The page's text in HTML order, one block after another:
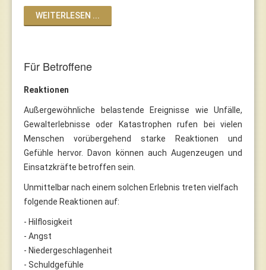
WEITERLESEN ...
Für Betroffene
Reaktionen
Außergewöhnliche belastende Ereignisse wie Unfälle,
Gewalterlebnisse oder Katastrophen rufen bei vielen
Menschen vorübergehend starke Reaktionen und
Gefühle hervor. Davon können auch Augenzeugen und
Einsatzkräfte betroffen sein.
Unmittelbar nach einem solchen Erlebnis treten vielfach
folgende Reaktionen auf:
- Hilflosigkeit
- Angst
- Niedergeschlagenheit
- Schuldgefühle